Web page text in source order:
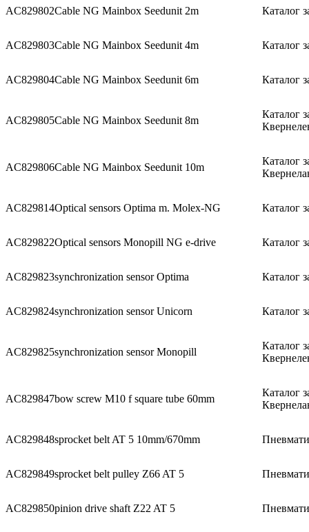
AC829802Cable NG Mainbox Seedunit 2m Каталог
AC829803Cable NG Mainbox Seedunit 4m Каталог
AC829804Cable NG Mainbox Seedunit 6m Каталог
AC829805Cable NG Mainbox Seedunit 8m
Каталог
AC829806Cable NG Mainbox Seedunit 10m
Каталог
AC829814Optical sensors Optima m. Molex-NG Каталог
AC829822Optical sensors Monopill NG e-drive Каталог
AC829823synchronization sensor Optima Каталог
AC829824synchronization sensor Unicorn Каталог
AC829825synchronization sensor Monopill
Каталог
AC829847bow screw M10 f square tube 60mm
Каталог
AC829848sprocket belt AT 5 10mm/670mm
AC829849sprocket belt pulley Z66 AT 5
AC829850pinion drive shaft Z22 AT 5